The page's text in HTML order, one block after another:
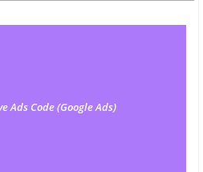
Ads Code (Google Ads)